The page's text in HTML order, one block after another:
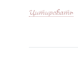
Цитировать